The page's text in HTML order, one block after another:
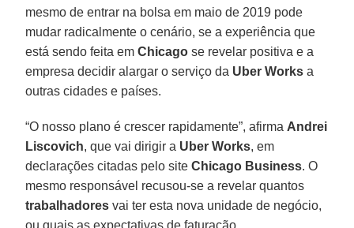
mesmo de entrar na bolsa em maio de 2019 pode
mudar radicalmente o cenário, se a experiência que
está sendo feita emChicago se revelar positiva e a
empresa decidir alargar o serviço da Uber Works a
outras cidades e países.
“O nosso plano é crescer rapidamente”, afirma Andrei
Liscovich, que vai dirigir a Uber Works, em
declarações citadas pelo siteChicago Business. O
mesmo responsável recusou-se a revelar quantos
trabalhadores vai ter esta nova unidade de negócio,
ou quais as expectativas de faturação.